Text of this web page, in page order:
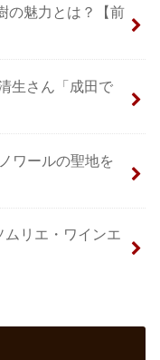
の魅力とは？【前
生さん「成田で
ワールの聖地を
リエ・ワインエ